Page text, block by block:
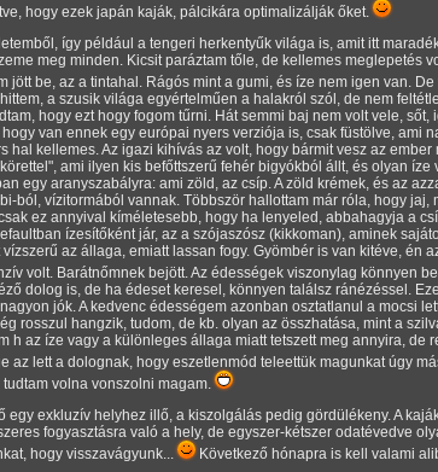
hogy ezek japán kaják, pálcikára optimalizálják őket.
így például a tengeri herkentyűk világa is, amit itt
meg minden. Kicsit paráztam tőle, de kellemes meglepetés
jött be, az a tintahal. Rágós mint a gumi, és íze nem igen van.
a szusik világa egyértelműen a halakról szól, de nem
hogy ezt hogy fogom tűrni. Hát semmi baj nem volt vele, sőt,
van ennek egy európai nyers verziója is, csak füstölve, ami
kellemes. Az igazi kihívás az volt, hogy bármit vesz az
ami ilyen kis befőttszerű fehér bigyókból állt, és olyan
egy aranyszabályra: ami zöld, az csíp. A zöld krémek, és az
ból, vízitormából vannak. Többször hallottam már róla, hogy jaj,
ez annyival kíméletesebb, hogy ha lenyeled, abbahagyja a
ízesítőként jár, az a szójaszósz (kikkoman), aminek
az állaga, emiatt lassan fogy. Gyömbér is van kitéve, én
volt. Barátnőmnek bejött. Az édességek viszonylag könnyen
dolog is, de ha édeset keresel, könnyen találsz ránézéssel.
jók. A kedvenc édességem azonban osztatlanul a mocsi
rosszul hangzik, tudom, de kb. olyan az összhatása, mint a
h az íze vagy a különleges állaga miatt tetszett meg annyira, de
az lett a dolognak, hogy eszetlenmód teleettük magunkat úgy
volna vonszolni magam.
exkluzív helyhez illő, a kiszolgálás pedig gördülékeny. A
fogyasztásra való a hely, de egyszer-kétszer odatévedve
hogy visszavágyunk...
Következő hónapra is kell valami